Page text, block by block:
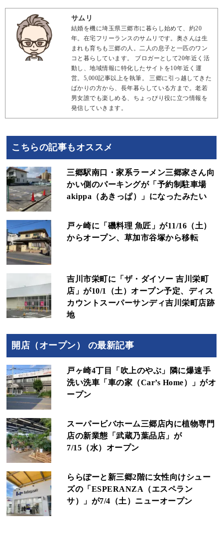
サムリ
結婚を機に埼玉県三郷市に暮らし始めて、約20
年。在宅フリーランスのサムリです。奥さんは生
まれも育ちも三郷の人。二人の息子と一匹のワン
コと暮らしています。 ブロガーとして20年近く活
動し、地域情報に特化したサイトを10年近く運
営。5,000記事以上を執筆。 三郷に引っ越してきた
ばかりの方から、長年暮らしている方まで。老若
男女誰でも楽しめる、ちょっぴり役に立つ情報を
発信していきます。
こちらの記事もオススメ
三郷駅南口・家系ラーメン三郷家さん向
かい側のパーキングが「予約制駐車場
akippa（あきっぱ）」になったみたい
戸ヶ崎に「磯料理 魚匠」が11/16（土）
からオープン、草加市谷塚から移転
吉川市栄町に「ザ・ダイソー 吉川栄町
店」が10/1（土）オープン予定、ディス
カウントスーパーサンディ吉川栄町店跡
地
開店（オープン） の最新記事
戸ヶ崎4丁目「吹上のやぶ」隣に爆速手
洗い洗車「車の家（Car’s Home）」がオ
ープン
スーパービバホーム三郷店内に植物専門
店の新業態「武蔵乃葉品店」が
7/15（水）オープン
ららぽーと新三郷2階に女性向けシュー
ズの「ESPERANZA（エスペラン
サ）」が7/4（土）ニューオープン